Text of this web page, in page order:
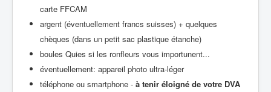
carte FFCAM
argent (éventuellement francs suisses) + quelques
chèques (dans un petit sac plastique étanche)
boules Quies si les ronfleurs vous importunent...
éventuellement: appareil photo ultra-léger
téléphone ou smartphone - à tenir éloigné de votre DVA